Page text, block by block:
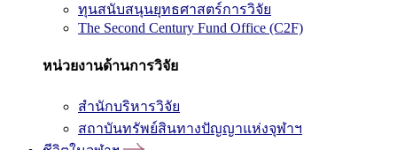
ทุนสนับสนุนยุทธศาสตร์การวิจัย
The Second Century Fund Office (C2F)
หน่วยงานด้านการวิจัย
สำนักบริหารวิจัย
สถาบันทรัพย์สินทางปัญญาแห่งจุฬาฯ